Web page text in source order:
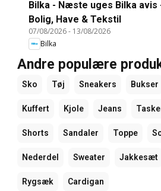
Bilka - Næste uges Bilka avis
Bolig, Have & Tekstil
07/08/2026- 13/08/2026
Bilka
Andre populære
Sko Tøj Sneakers Bukser
Kuffert Kjole Jeans
Shorts Sandaler Toppe
Nederdel Sweater Jakkesæt
Rygsæk Cardigan